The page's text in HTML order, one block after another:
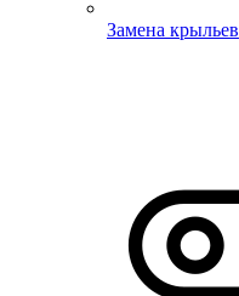
Замена крыльев